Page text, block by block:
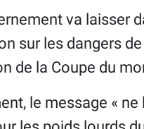
va laisser
sur les dangers
de la Coupe du
le message «